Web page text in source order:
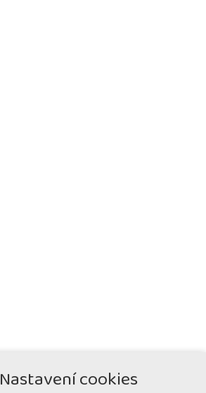
Nastavení cookies